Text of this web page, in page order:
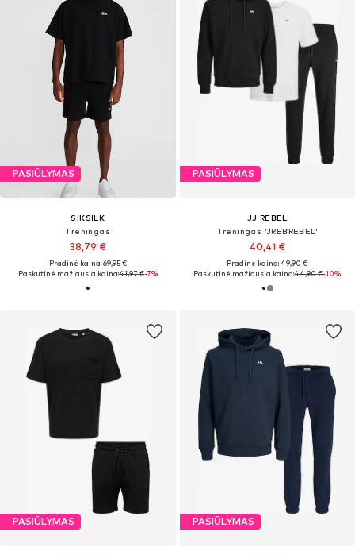
PASIŪLYMAS
SIKSILK
Treningas
38,79 €
Pradinė kaina: 69,95 €
Paskutinė mažiausia kaina:41,97 €-7%
PASIŪLYMAS
JJ REBEL
Treningas 'JREBREBEL'
40,41 €
Pradinė kaina: 49,90 €
Paskutinė mažiausia kaina:44,90 €-10%
PASIŪLYMAS PASIŪLYMAS